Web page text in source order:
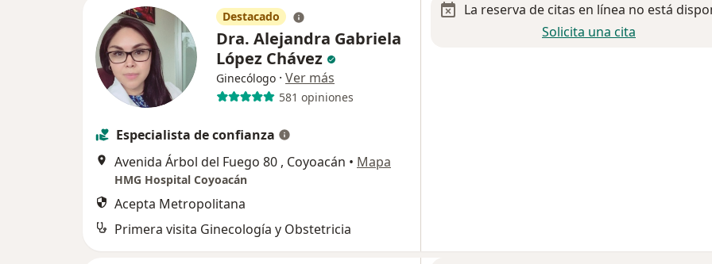
Destacado
Dra. Alejandra Gabriela
López Chávez
Ginecólogo · Ver más
581 opiniones
Especialista de confianza
Avenida Árbol del Fuego 80 , Coyoacán • Mapa
HMG Hospital Coyoacán
Acepta Metropolitana
Primera visita Ginecología y Obstetricia
La reserva de citas en línea no está
Solicita una cita